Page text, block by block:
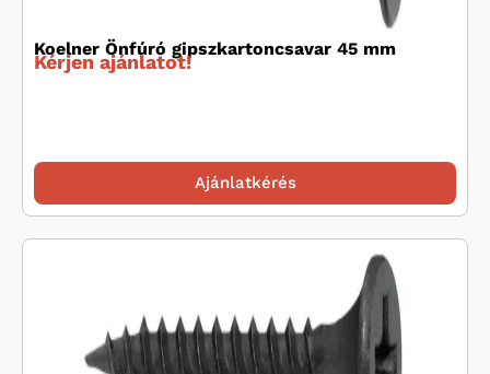
Koelner Önfúró gipszkartoncsavar 45 mm
Kérjen ajánlatot!
Ajánlatkérés